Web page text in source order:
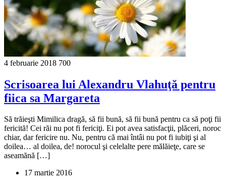
4 februarie 2018 700
Scrisoarea lui Alexandru Vlahuţă pentru
fiica sa Margareta
Să trăieşti Mimilica dragă, să fii bună, să fii bună pentru ca să poţi fii
fericită! Cei răi nu pot fi fericiţi. Ei pot avea satisfacţii, plăceri, noroc
chiar, dar fericire nu. Nu, pentru că mai întâi nu pot fi iubiţi şi al
doilea… al doilea, de! norocul şi celelalte pere mălăieţe, care se
aseamănă […]
17 martie 2016